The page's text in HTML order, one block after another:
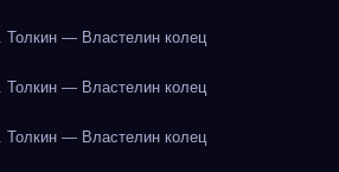
— Властелин колец
— Властелин колец
— Властелин колец